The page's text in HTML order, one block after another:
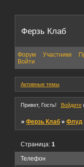
Ферзь Клаб
Форум Участники
Войти
Активные темы
Привет, Гость! Войдите
»Ферзь Клаб »Флуд
Телефон
Страница:1